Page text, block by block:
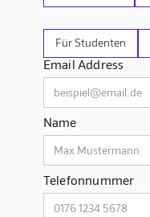
Für Studenten
Email Address
Name
Telefonnummer